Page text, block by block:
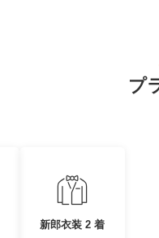
プ
新郎衣装 2 着